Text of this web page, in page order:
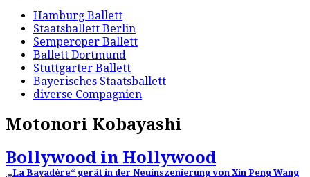
Hamburg Ballett
Staatsballett Berlin
Semperoper Ballett
Ballett Dortmund
Stuttgarter Ballett
Bayerisches Staatsballett
diverse Compagnien
Motonori Kobayashi
Bollywood in Hollywood
„La Bayadère“ gerät in der Neuinszenierung von Xin Peng Wang